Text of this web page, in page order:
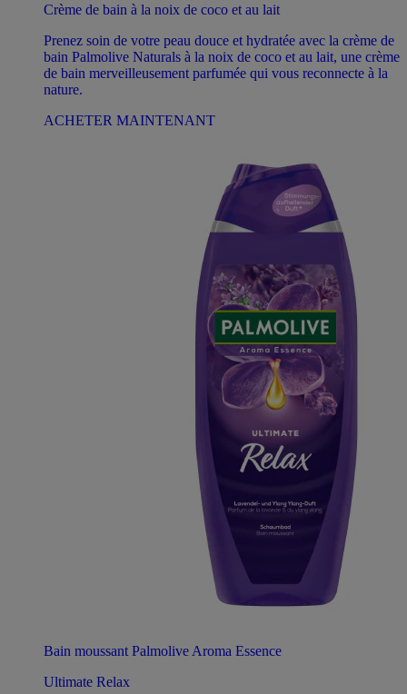
Crème de bain à la noix de coco et au lait
Prenez soin de votre peau douce et hydratée avec la crème de
bain Palmolive Naturals à la noix de coco et au lait, une crème
de bain merveilleusement parfumée qui vous reconnecte à la
nature.
ACHETER MAINTENANT
Bain moussant Palmolive Aroma Essence
Ultimate Relax